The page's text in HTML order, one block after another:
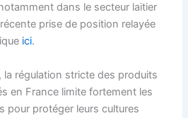
dans le secteur laitier
prise de position relayée
ici.
la régulation stricte des produits
en France limite fortement les
pour protéger leurs cultures